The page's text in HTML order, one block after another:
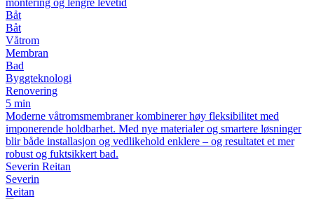
montering og lengre levetid
Båt
Båt
Våtrom
Membran
Bad
Byggteknologi
Renovering
5 min
Moderne våtromsmembraner kombinerer høy fleksibilitet med
imponerende holdbarhet. Med nye materialer og smartere løsninger
blir både installasjon og vedlikehold enklere – og resultatet et mer
robust og fuktsikkert bad.
Severin Reitan
Severin
Reitan